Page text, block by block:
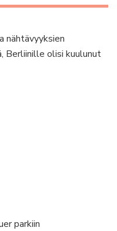
nähtävyyksien
Berliinille olisi kuulunut
parkiin